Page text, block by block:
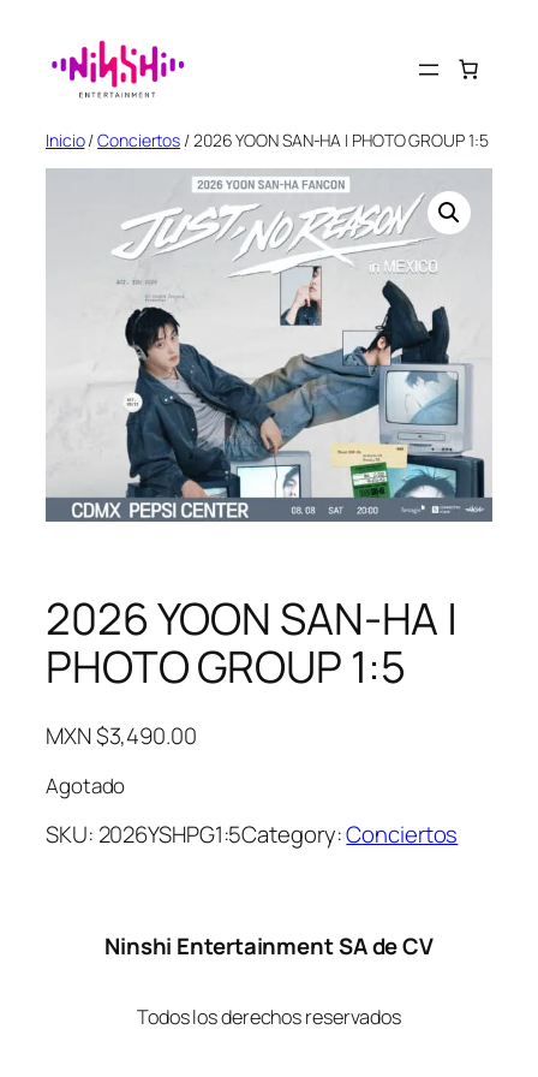
contenido
Inicio/Conciertos / 2026 YOON SAN-HA | PHOTO GROUP 1:5
2026 YOON SAN-HA |
PHOTO GROUP 1:5
MXN $3,490.00
Agotado
SKU: 2026YSHPG1:5Category:Conciertos
Ninshi Entertainment SA de CV
Todos los derechos reservados